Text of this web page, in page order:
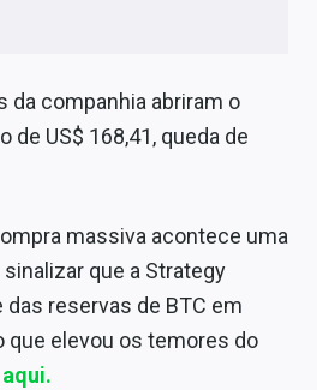
da companhia abriram o
de US$ 168,41, queda de
massiva acontece uma
que a Strategy
das reservas de BTC em
que elevou os temores do